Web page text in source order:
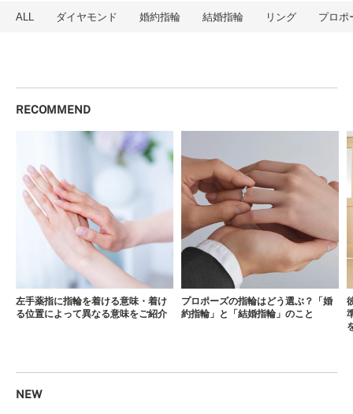
ALL ダイヤモンド 婚約指輪 結婚指輪 リング プロポ
RECOMMEND
左手薬指に指輪を着ける意味・着け
る位置によって異なる意味をご紹介
プロポーズの指輪はどう選ぶ？「婚
約指輪」と「結婚指輪」のこと
NEW